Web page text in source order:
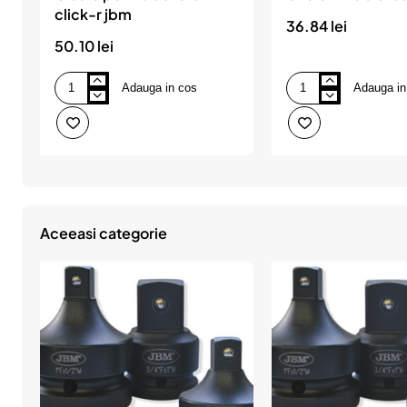
click-r jbm
50.10 lei
Cleste
pentru
coliere
click-
Adauga in cos
36.84 lei
Cheie
filtru
ulei
curea
Adauga
Aceeasi categorie